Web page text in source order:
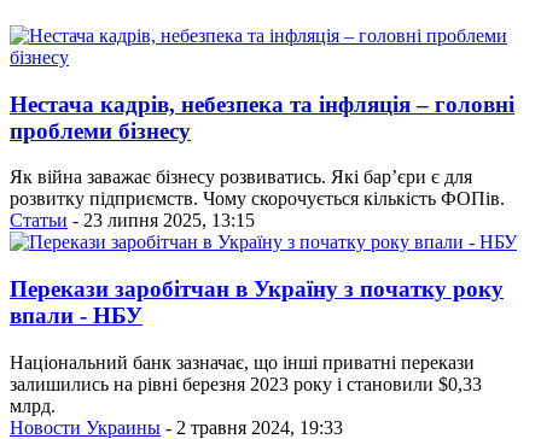
Нестача кадрів, небезпека та інфляція – головні
проблеми бізнесу
Як війна заважає бізнесу розвиватись. Які бар’єри є для
розвитку підприємств. Чому скорочується кількість ФОПів.
Статьи - 23 липня 2025, 13:15
Перекази заробітчан в Україну з початку року
впали - НБУ
Національний банк зазначає, що інші приватні перекази
залишились на рівні березня 2023 року і становили $0,33
млрд.
Новости Украины - 2 травня 2024, 19:33